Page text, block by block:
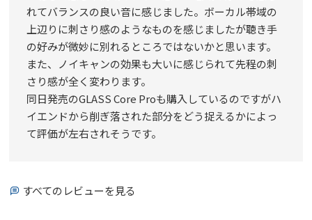
れてバランスの良い音に感じました。ボーカル帯域の
上辺りに刺さり感のようなものを感じましたが聴き手
の好みが微妙に別れるところではないかと思います。
また、ノイキャンの効果も大いに感じられて先程の刺
さり感が全く変わります。
同日発売のGLASS Core Proも購入しているのですがハ
イエンドから削ぎ落された部分をどう捉えるかによっ
て評価が左右されそうです。
すべてのレビューを見る